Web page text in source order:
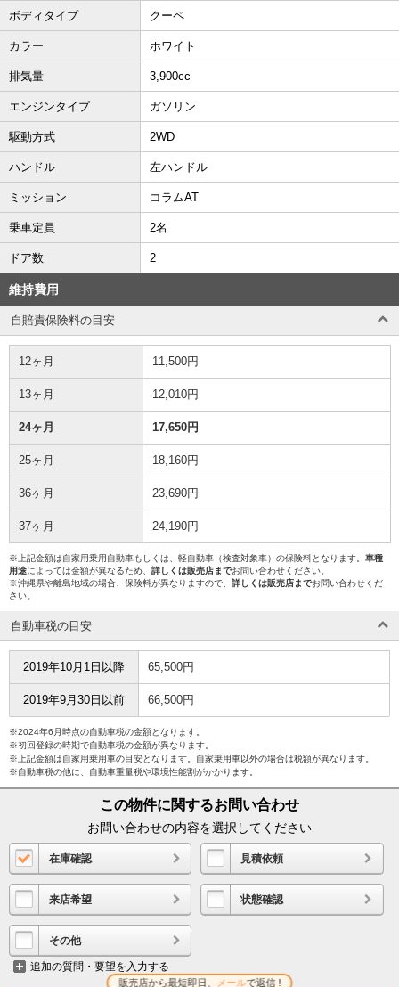
ボディタイプ クーペ
カラー ホワイト
排気量 3,900cc
エンジンタイプ ガソリン
駆動方式 2WD
ハンドル 左ハンドル
ミッション コラムAT
乗車定員 2名
ドア数 2
維持費用
自賠責保険料の目安
12ヶ月 11,500円
13ヶ月 12,010円
24ヶ月 17,650円
25ヶ月 18,160円
36ヶ月 23,690円
37ヶ月 24,190円
※上記金額は自家用乗用自動車もしくは、軽自動車（検査対象車）の保険料となります。 車種
用途によっては金額が異なるため、 詳しくは販売店までお問い合わせください。
※沖縄県や離島地域の場合、保険料が異なりますので、 詳しくは販売店までお問い合わせくだ
さい。
自動車税の目安
2019年10月1日以降 65,500円
2019年9月30日以前 66,500円
※2024年6月時点の自動車税の金額となります。
※初回登録の時期で自動車税の金額が異なります。
※上記金額は自家用乗用車の目安となります。自家乗用車以外の場合は税額が異なります。
※自動車税の他に、自動車重量税や環境性能割がかかります。
この物件に関するお問い合わせ
お問い合わせの内容を選択してください
在庫確認 見積依頼
来店希望 状態確認
その他
追加の質問・要望を入力する
販売店から最短即日、 メール で返信 !